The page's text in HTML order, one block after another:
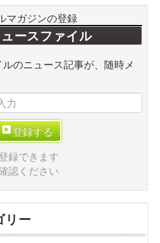
マガジンの登録
ースファイル
のニュース記事が、随時メ
登録する
録できます
認ください
リー